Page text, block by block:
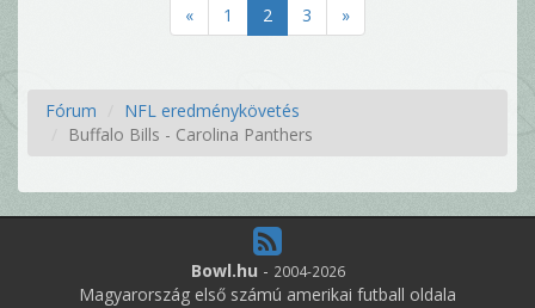
« 1 2 3 »
Fórum
NFL eredménykövetés
Buffalo Bills - Carolina Panthers
Bowl.hu - 2004-2026
Magyarország első számú amerikai futball oldala